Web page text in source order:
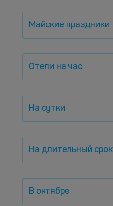
Майские праздники
Отели на час
На сутки
На длительный срок
В октябре